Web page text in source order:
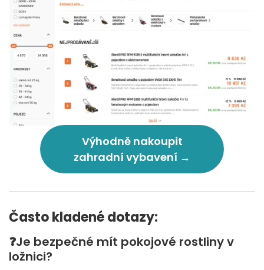
Výhodně nakoupit
zahradní vybavení →
Často kladené dotazy:
❓Je bezpečné mít pokojové rostliny v
ložnici?